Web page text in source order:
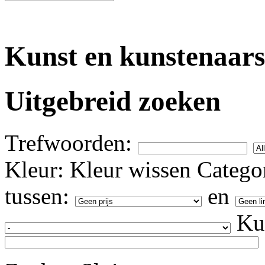
Kunst en
Uitgebreid zoeken
Trefwoorden:
Kleur: Kleur wissen
tussen:
en